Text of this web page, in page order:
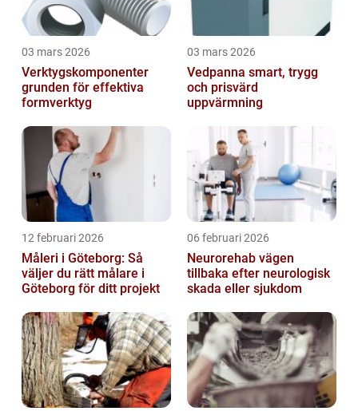
03 mars 2026
Verktygskomponenter
grunden för effektiva
formverktyg
03 mars 2026
Vedpanna smart, trygg
och prisvärd
uppvärmning
12 februari 2026
Måleri i Göteborg: Så
väljer du rätt målare i
Göteborg för ditt projekt
06 februari 2026
Neurorehab vägen
tillbaka efter neurologisk
skada eller sjukdom